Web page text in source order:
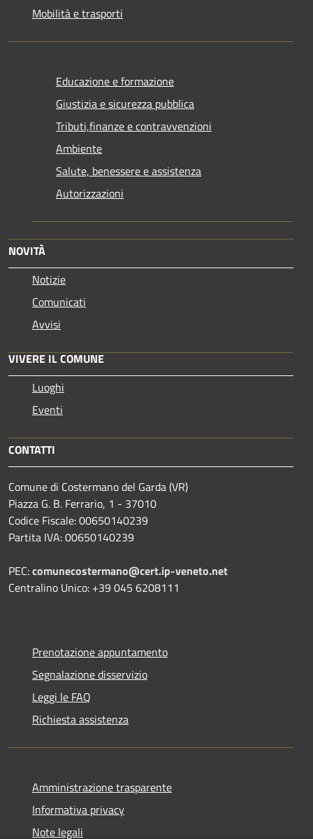
Mobilità e trasporti
Educazione e formazione
Giustizia e sicurezza pubblica
Tributi,finanze e contravvenzioni
Ambiente
Salute, benessere e assistenza
Autorizzazioni
NOVITÀ
Notizie
Comunicati
Avvisi
VIVERE IL COMUNE
Luoghi
Eventi
CONTATTI
Comune di Costermano del Garda (VR)
Piazza G. B. Ferrario, 1 - 37010
Codice Fiscale: 00650140239
Partita IVA: 00650140239
PEC:comunecostermano@cert.ip-veneto.net
Centralino Unico: +39 045 6208111
Prenotazione appuntamento
Segnalazione disservizio
Leggi le FAQ
Richiesta assistenza
Amministrazione trasparente
Informativa privacy
Note legali